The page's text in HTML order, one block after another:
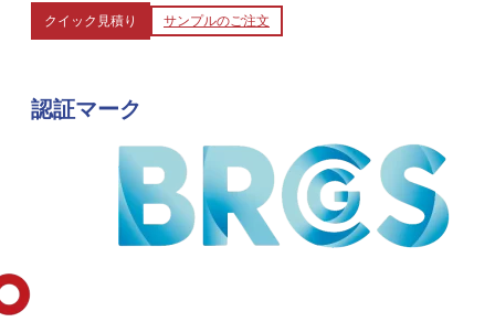
クイック見積り サンプルのご注文
認証マーク